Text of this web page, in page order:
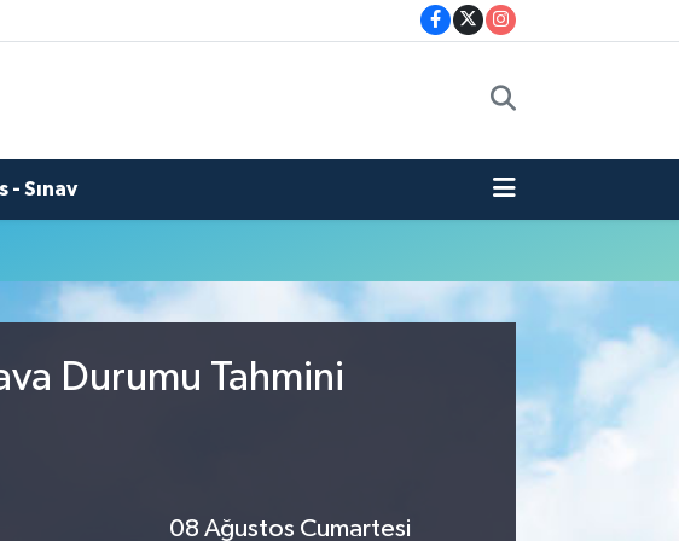
- Sınav
Durumu Tahmini
08 Ağustos Cumartesi